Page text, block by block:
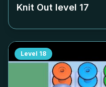
Knit Out level 17
Level 18